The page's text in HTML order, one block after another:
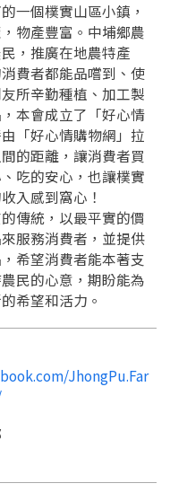
一個樸實山區小鎮，
物產豐富。中埔鄉農
，推廣在地農特產
費者都能品嚐到、使
所辛勤種植、加工製
本會成立了「好心情
「好心情購物網」拉
的距離，讓消費者買
吃的安心，也讓樸實
入感到窩心！
傳統，以最平實的價
服務消費者，並提供
希望消費者能本著支
民的心意，期盼能為
希望和活力。
JhongPu.Far
成註冊。
友
好友，
友
嗎？
查中，
嗎？
審核嗎？
，
寫申請表。
看密笈